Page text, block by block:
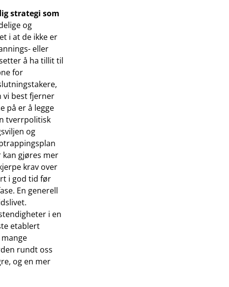
strategi som
og
i at de ikke er
eller
å ha tillit til
for
vi best fjerner
på er å legge
tverrpolitisk
og
gjøres mer
krav over
i god tid før
En generell
i en
etablert
rundt oss
og en mer